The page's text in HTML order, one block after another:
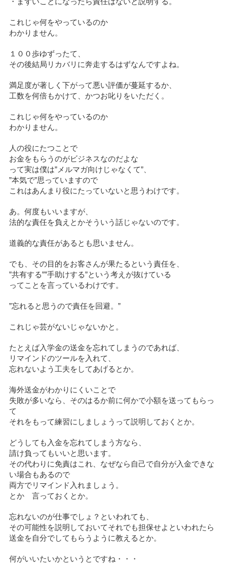
・まずいことになったら責任はないと説明する。
これじゃ何をやっているのか
わかりません。
１００歩ゆずったて、
その後結局リカバリに奔走するはずなんですよね。
満足度が著しく下がって悪い評価が蔓延するか、
工数を何倍もかけて、かつお叱りをいただく。
これじゃ何をやっているのか
わかりません。
人の役にたつことで
お金をもらうのがビジネスなのだよな
って実は僕は”メルマガ向けじゃなくて”、
”本気で”思っていますので
これはあんまり役にたっていないと思うわけです。
あ。何度もいいますが、
法的な責任を負えとかそういう話じゃないのです。
道義的な責任があるとも思いません。
でも、その目的をお客さんが果たるという責任を、
”共有する””手助けする”という考えが抜けている
ってことを言っているわけです。
”忘れると思うので責任を回避。”
これじゃ芸がないじゃないかと。
たとえば入学金の送金を忘れてしまうのであれば、
リマインドのツールを入れて、
忘れないよう工夫をしてあげるとか。
海外送金がわかりにくいことで
失敗が多いなら、そのはるか前に何かで小額を送ってもらっ
て
それをもって練習にしましょうって説明しておくとか。
どうしても入金を忘れてしまう方なら、
請け負ってもいいと思います。
その代わりに免責はこれ、なぜなら自己で自分が入金できな
い場合もあるので
両方でリマインド入れましょう。
とか 言っておくとか。
忘れないのが仕事でしょ？といわれても、
その可能性を説明しておいてそれでも担保せよといわれたら
送金を自分でしてもらうように教えるとか。
何がいいたいかというとですね・・・